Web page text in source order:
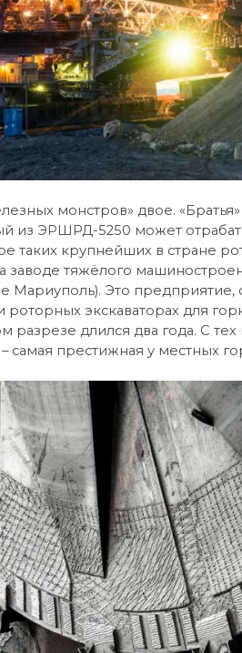
монстров» двое.
из ЭРШРД-5250 может
таких крупнейших в стране
заводе тяжёлого
Мариуполь). Это предприятие,
роторных экскаваторах для
разрезе длился два года. С
самая престижная у местных